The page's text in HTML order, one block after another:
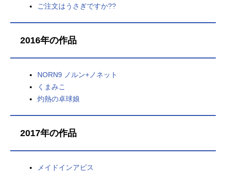
ご注文はうさぎですか??
2016年の作品
NORN9 ノルン+ノネット
くまみこ
灼熱の卓球娘
2017年の作品
メイドインアビス